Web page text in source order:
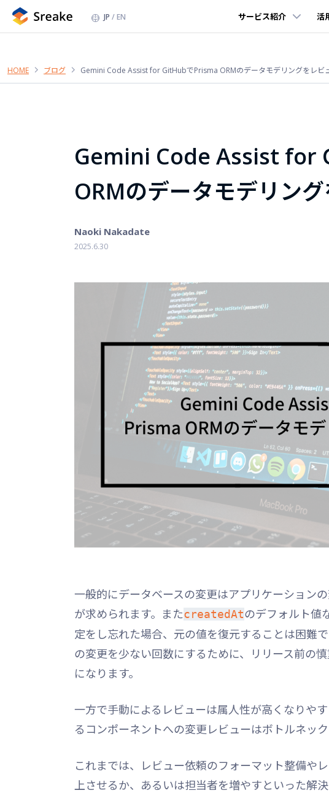
EN
JP サービス紹介 活
HOME ブログ Gemini Code Assist for GitHubでPrisma ORMのデータモデリングをレビ
Gemini Code Assist for
ORMのデータモデリン
Naoki Nakadate
2025.6.30
一般的にデータベースの変更はアプリケーション
が求められます。またcreatedAtのデフォルト値
定をし忘れた場合、元の値を復元することは困難
の変更を少ない回数にするために、リリース前の
になります。
一方で手動によるレビューは属人性が高くなりや
るコンポーネントへの変更レビューはボトルネック
これまでは、レビュー依頼のフォーマット整備や
上させるか、あるいは担当者を増やすといった解